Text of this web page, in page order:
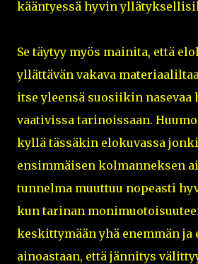
kääntyessä hyvin
Se täytyy myös mainita, että
yllättävän vakava
itse yleensä suosiikin nasevaa
vaativissa tarinoissaan.
kyllä tässäkin elokuvassa
ensimmäisen kolmanneksen
tunnelma muuttuu nopeasti
kun tarinan
keskittymään yhä enemmän ja
ainoastaan, että jännitys